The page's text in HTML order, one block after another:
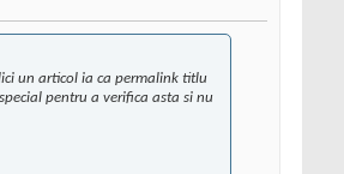
un articol ia ca permalink titlu
pentru a verifica asta si nu